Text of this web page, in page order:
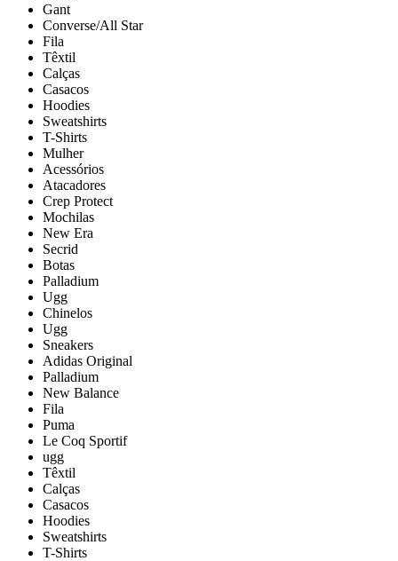
Gant
Converse/All Star
Fila
Têxtil
Calças
Casacos
Hoodies
Sweatshirts
T-Shirts
Mulher
Acessórios
Atacadores
Crep Protect
Mochilas
New Era
Secrid
Botas
Palladium
Ugg
Chinelos
Ugg
Sneakers
Adidas Original
Palladium
New Balance
Fila
Puma
Le Coq Sportif
ugg
Têxtil
Calças
Casacos
Hoodies
Sweatshirts
T-Shirts